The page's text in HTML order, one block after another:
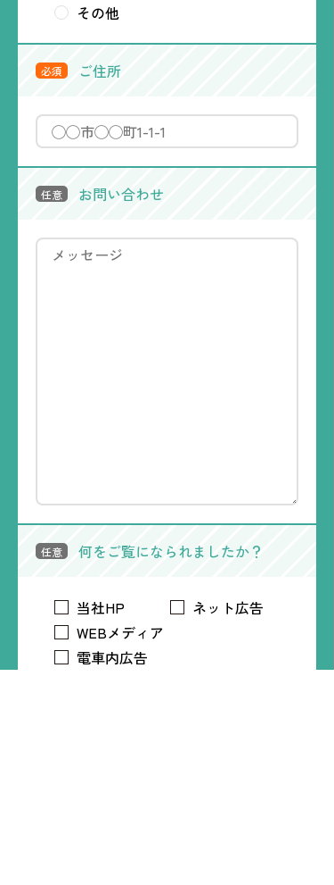
その他
必須 ご住所
任意 お問い合わせ
任意 何をご覧になられましたか？
当社HP
ネット広告
WEBメディア
電車内広告